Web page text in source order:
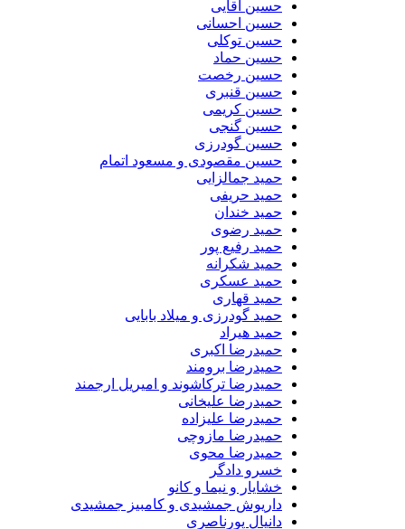
حسین آقایی
حسین احسانی
حسین توکلی
حسین حماد
حسین رخصت
حسین قنبری
حسین کریمی
حسین گنجی
حسین گودرزی
حسین مقصودی و مسعود اتمام
حمید جمالزایی
حمید حریفی
حمید خندان
حمید رضوی
حمید رفیع پور
حمید شکرانه
حمید عسکری
حمید قهاری
حمید گودرزی و میلاد بابایی
حمید هیراد
حمیدرضا اکبری
حمیدرضا برومند
حمیدرضا ترکاشوند و امیریل ارجمند
حمیدرضا علیخانی
حمیدرضا علیزاده
حمیدرضا مازوچی
حمیدرضا محوی
خسرو دادگر
خشایار و نیما و کانو
داریوش جمشیدی و کامبیز جمشیدی
دانیال پورناصری